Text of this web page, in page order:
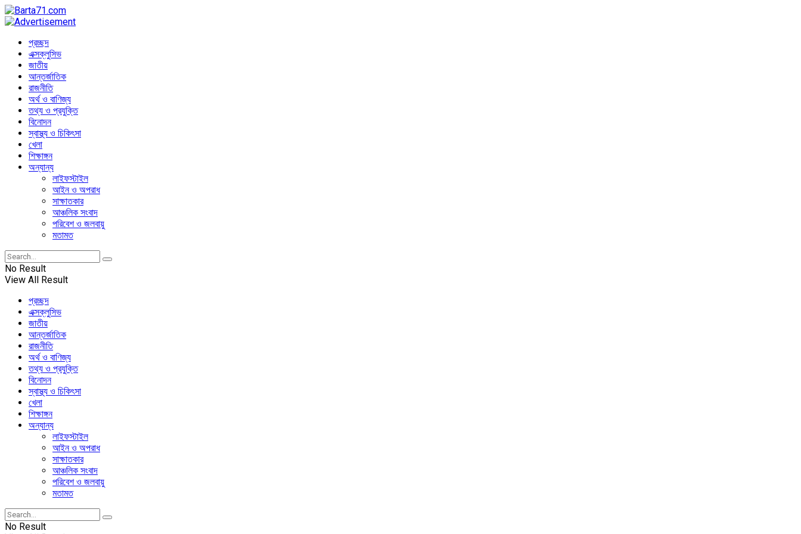
প্রচ্ছদ
এক্সক্লুসিভ
জাতীয়
আন্তর্জাতিক
রাজনীতি
অর্থ ও বাণিজ্য
তথ্য ও প্রযুক্তি
বিনোদন
স্বাস্থ্য ও চিকিৎসা
খেলা
শিক্ষাঙ্গন
অন্যান্য
লাইফস্টাইল
আইন ও অপরাধ
সাক্ষাতকার
আঞ্চলিক সংবাদ
পরিবেশ ও জলবায়ু
মতামত
No Result
View All Result
প্রচ্ছদ
এক্সক্লুসিভ
জাতীয়
আন্তর্জাতিক
রাজনীতি
অর্থ ও বাণিজ্য
তথ্য ও প্রযুক্তি
বিনোদন
স্বাস্থ্য ও চিকিৎসা
খেলা
শিক্ষাঙ্গন
অন্যান্য
লাইফস্টাইল
আইন ও অপরাধ
সাক্ষাতকার
আঞ্চলিক সংবাদ
পরিবেশ ও জলবায়ু
মতামত
No Result